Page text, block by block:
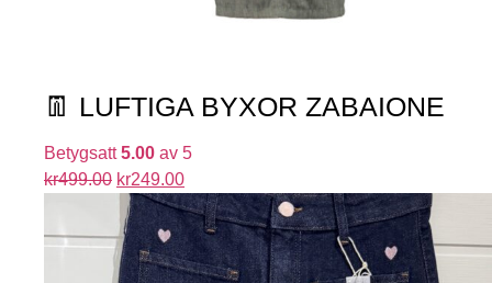
👖 LUFTIGA BYXOR ZABAIONE
Betygsatt5.00 av 5
kr499.00 kr249.00